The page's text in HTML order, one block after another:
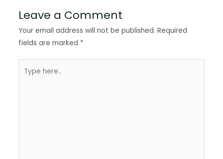
Leave a Comment
Your email address will not be published. Required
fields are marked *